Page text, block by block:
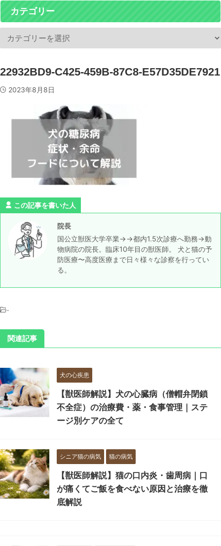
カテゴリー
22932BD9-C425-459B-87C8-E57D35DE7921
2023年8月8日
この記事を書いた人
院長
国公立獣医大学卒業→→都内1.5次診療へ勤務→動
物病院の院長。臨床10年目の獣医師。 犬と猫の予
防医療〜高度医療まで日々様々な診察を行ってい
る。
-
関連記事
犬の心疾患
【獣医師解説】犬の心臓病（僧帽弁閉鎖
不全症）の治療費・薬・食事管理｜ステ
ージ別ケアの全て
シニア猫の病気 猫の病気
【獣医師解説】猫の口内炎・歯周病｜口
が痛くてご飯を食べない原因と治療を徹
底解説